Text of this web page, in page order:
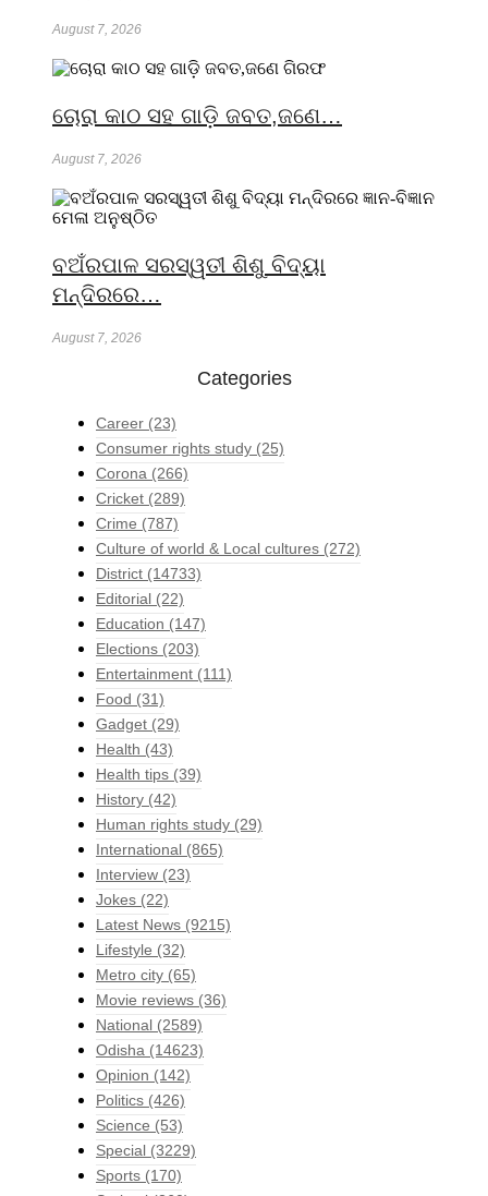
August 7, 2026
ଚୋରା କାଠ ସହ ଗାଡ଼ି ଜବତ,ଜଣେ…
August 7, 2026
ବଅଁରପାଳ ସରସ୍ୱତୀ ଶିଶୁ ବିଦ୍ୟା
ମନ୍ଦିରରେ…
August 7, 2026
Categories
Career (23)
Consumer rights study (25)
Corona (266)
Cricket (289)
Crime (787)
Culture of world & Local cultures (272)
District (14733)
Editorial (22)
Education (147)
Elections (203)
Entertainment (111)
Food (31)
Gadget (29)
Health (43)
Health tips (39)
History (42)
Human rights study (29)
International (865)
Interview (23)
Jokes (22)
Latest News (9215)
Lifestyle (32)
Metro city (65)
Movie reviews (36)
National (2589)
Odisha (14623)
Opinion (142)
Politics (426)
Science (53)
Special (3229)
Sports (170)